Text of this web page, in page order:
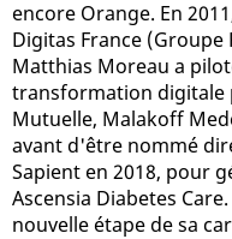
encore Orange. En
Digitas France (Groupe
Matthias Moreau a
transformation digitale
Mutuelle, Malakoff
avant d'être nommé
Sapient en 2018, pour
Ascensia Diabetes
nouvelle étape de sa